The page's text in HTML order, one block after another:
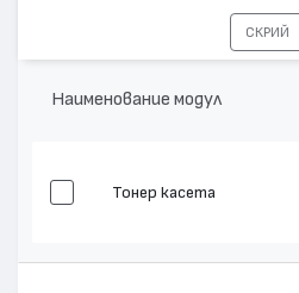
СКРИЙ
Наименование модул
Тонер касета